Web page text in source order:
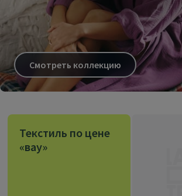
Смотреть коллекцию
Текстиль по цене
«вау»